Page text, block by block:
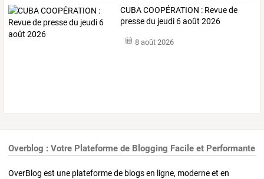
CUBA COOPÉRATION : Revue de
presse du jeudi 6 août 2026
8 août 2026
Overblog : Votre Plateforme de Blogging Facile et Performante
OverBlog est une plateforme de blogs en ligne, moderne et en